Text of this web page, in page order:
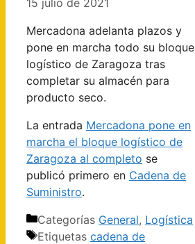
Mercadona adelanta plazos y
pone en marcha todo su bloque
logístico de Zaragoza tras
completar su almacén para
producto seco.
La entrada Mercadona pone en
marcha el bloque logístico de
Zaragoza al completo se
publicó primero en Cadena de
Suministro.
Categorías General, Logística
Etiquetas cadena de